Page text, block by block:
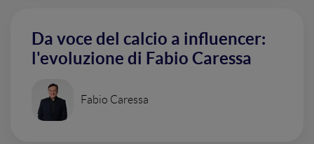
Da voce del calcio a influencer:
l'evoluzione di Fabio Caressa
Fabio Caressa